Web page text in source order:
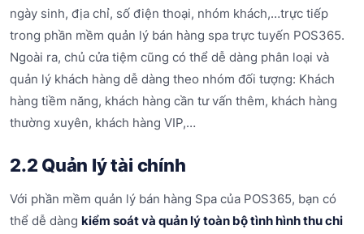
ngày sinh, địa chỉ, số điện thoại, nhóm khách,…trực tiếp
trong phần mềm quản lý bán hàng spa trực tuyến POS365.
Ngoài ra, chủ cửa tiệm cũng có thể dễ dàng phân loại và
quản lý khách hàng dễ dàng theo nhóm đối tượng: Khách
hàng tiềm năng, khách hàng cần tư vấn thêm, khách hàng
thường xuyên, khách hàng VIP,…
2.2 Quản lý tài chính
Với phần mềm quản lý bán hàng Spa của POS365, bạn có
thể dễ dàng kiểm soát và quản lý toàn bộ tình hình thu chi